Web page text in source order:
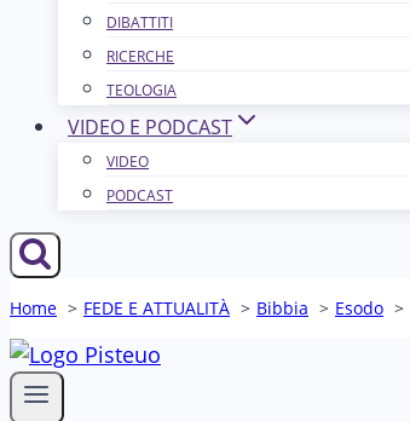
DIBATTITI
RICERCHE
TEOLOGIA
VIDEO E PODCAST
VIDEO
PODCAST
Home FEDE E ATTUALITÀ Bibbia Esodo